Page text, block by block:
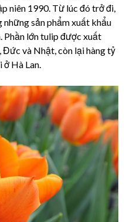
niên 1990. Từ lúc đó trở đi,
sản phẩm xuất khẩu
Phần lớn tulip được xuất
và Nhật, còn lại hàng tỷ
Hà Lan.